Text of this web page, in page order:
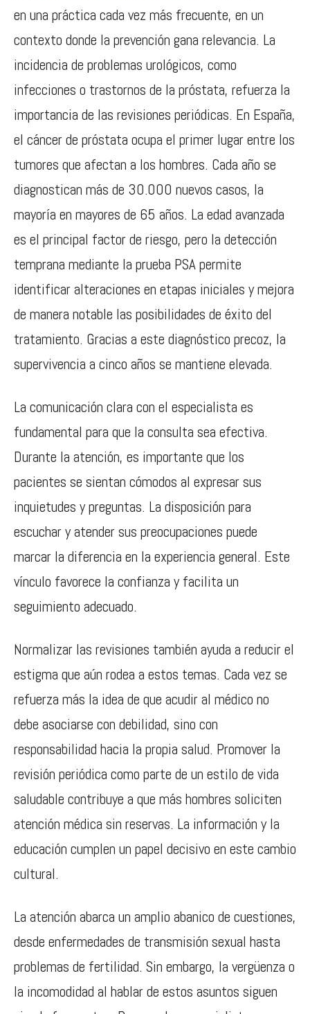
en una práctica cada vez más frecuente, en un
contexto donde la prevención gana relevancia. La
incidencia de problemas urológicos, como
infecciones o trastornos de la próstata, refuerza la
importancia de las revisiones periódicas. En España,
el cáncer de próstata ocupa el primer lugar entre los
tumores que afectan a los hombres. Cada año se
diagnostican más de 30.000 nuevos casos, la
mayoría en mayores de 65 años. La edad avanzada
es el principal factor de riesgo, pero la detección
temprana mediante la prueba PSA permite
identificar alteraciones en etapas iniciales y mejora
de manera notable las posibilidades de éxito del
tratamiento. Gracias a este diagnóstico precoz, la
supervivencia a cinco años se mantiene elevada.
La comunicación clara con el especialista es
fundamental para que la consulta sea efectiva.
Durante la atención, es importante que los
pacientes se sientan cómodos al expresar sus
inquietudes y preguntas. La disposición para
escuchar y atender sus preocupaciones puede
marcar la diferencia en la experiencia general. Este
vínculo favorece la confianza y facilita un
seguimiento adecuado.
Normalizar las revisiones también ayuda a reducir el
estigma que aún rodea a estos temas. Cada vez se
refuerza más la idea de que acudir al médico no
debe asociarse con debilidad, sino con
responsabilidad hacia la propia salud. Promover la
revisión periódica como parte de un estilo de vida
saludable contribuye a que más hombres soliciten
atención médica sin reservas. La información y la
educación cumplen un papel decisivo en este cambio
cultural.
La atención abarca un amplio abanico de cuestiones,
desde enfermedades de transmisión sexual hasta
problemas de fertilidad. Sin embargo, la vergüenza o
la incomodidad al hablar de estos asuntos siguen